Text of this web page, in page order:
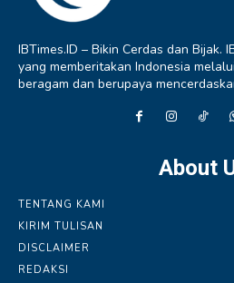
IBTimes.ID – Bikin Cerdas dan Bijak.
yang memberitakan Indonesia
beragam dan berupaya
About
TENTANG KAMI
KIRIM TULISAN
DISCLAIMER
REDAKSI